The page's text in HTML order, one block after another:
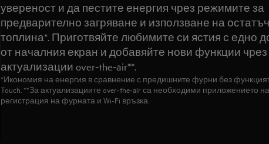
увереност и да пестите енергия чрез режимите за
предварително загряване и използване на
топлина*. Приготвяйте любимите си ястия с едно
от началния екран и добавяйте нови функции чрез
актуализации over‑the‑air**.
*Икономия на енергия в сравнение с предишните фурни без
Touch. **За актуализациите over‑the‑air са необходими приложението на
регистрация на фурната и Wi‑Fi връзка.